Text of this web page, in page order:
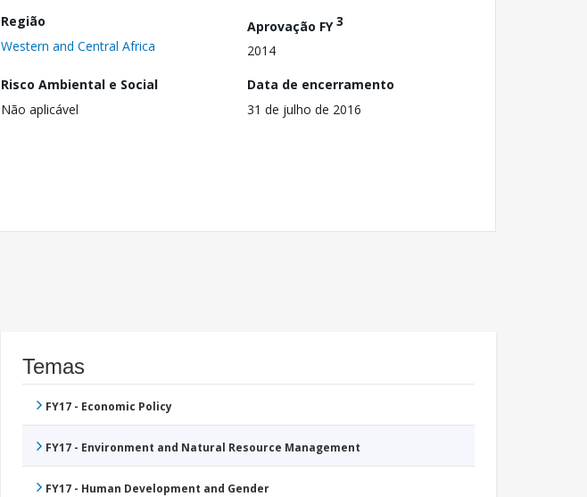
Região
Western and Central Africa
Aprovação FY3
2014
Risco Ambiental e Social
Não aplicável
Data de encerramento
31 de julho de 2016
Temas
FY17 - Economic Policy
FY17 - Environment and Natural Resource Management
FY17 - Human Development and Gender